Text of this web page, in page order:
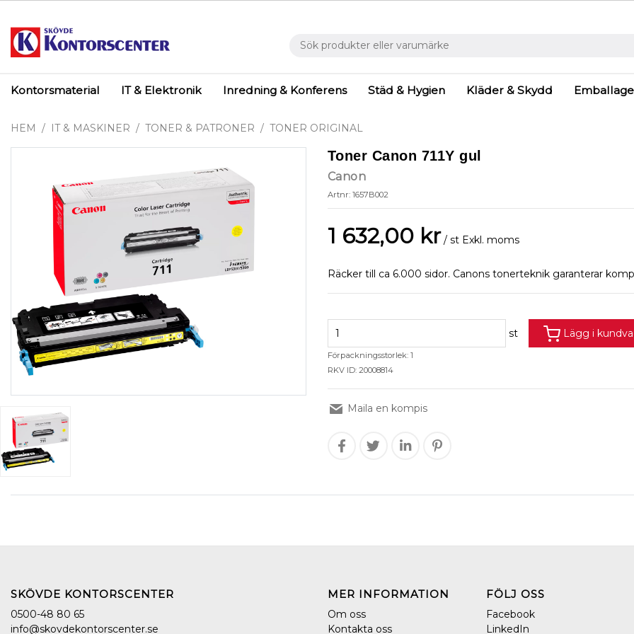
Kontorsmaterial IT & Elektronik Inredning & Konferens Städ & Hygien Kläder & Skydd Emballage
HEM IT & MASKINER TONER & PATRONER TONER ORIGINAL
Toner Canon 711Y gul
Canon
Artnr: 1657B002
1 632,00 kr / st Exkl. moms
Räcker till ca 6.000 sidor. Canons tonerteknik garanterar
st
Förpackningsstorlek: 1
RKV ID: 20008814
Lägg i
Maila en kompis
SKÖVDE KONTORSCENTER
0500-48 80 65
info@skovdekontorscenter.se
MER INFORMATION
Om oss
Kontakta oss
FÖLJ OSS
Facebook
LinkedIn